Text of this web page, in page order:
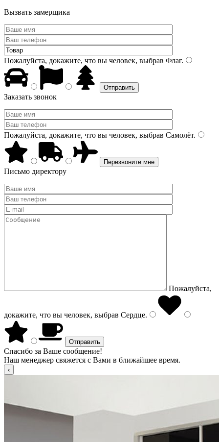
Вызвать замерщика
Пожалуйста, докажите, что вы человек, выбрав Флаг.
Заказать звонок
Пожалуйста, докажите, что вы человек, выбрав Самолёт.
Письмо директору
Пожалуйста,
докажите, что вы человек, выбрав Сердце.
Спасибо за Ваше сообщение!
Наш менеджер свяжется с Вами в ближайшее время.